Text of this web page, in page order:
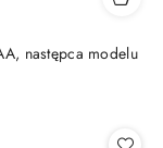
następca modelu